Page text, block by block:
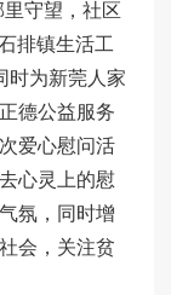
守望，社区
排镇生活工
时为新莞人家
德公益服务
爱心慰问活
心灵上的慰
氛，同时增
会，关注贫